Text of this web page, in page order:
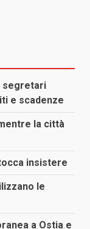
segretari
e scadenze
la città
insistere
le
a Ostia e